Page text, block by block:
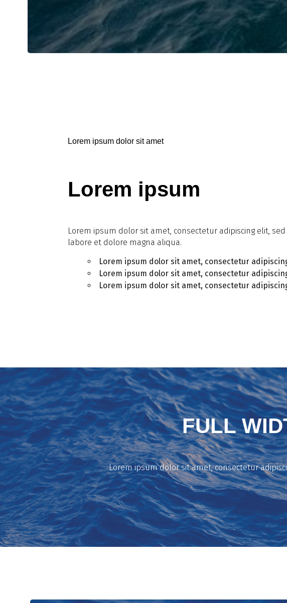
Lorem ipsum dolor sit amet
Lorem ipsum
Lorem ipsum dolor sit amet, consectetur adipiscing elit,
labore et dolore magna aliqua.
Lorem ipsum dolor sit amet, consectetur
Lorem ipsum dolor sit amet, consectetur
Lorem ipsum dolor sit amet, consectetur
FULL
Lorem ipsum dolor sit amet, consectetur